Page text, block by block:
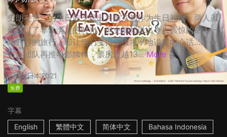
史朗在贤二的生日前夕提出共游京都作为生日礼物，两人虽
然度过了非常满足的时光，但史朗却说出令人震惊的话！一
场开心的旅行，却让他们变得无法坦率地说出内心话…… ☆
日剧团队再推电影续作，票房超越13... More
2h日本2021
免费
字幕
English
繁體中文 简体中文 Bahasa Indonesia